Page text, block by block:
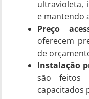
ultravioleta,
e mantendo
Preço
oferecem
de
Instalação
são feitos
capacitados